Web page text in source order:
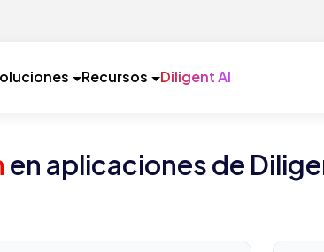
Recursos Diligent AI
en aplicaciones de